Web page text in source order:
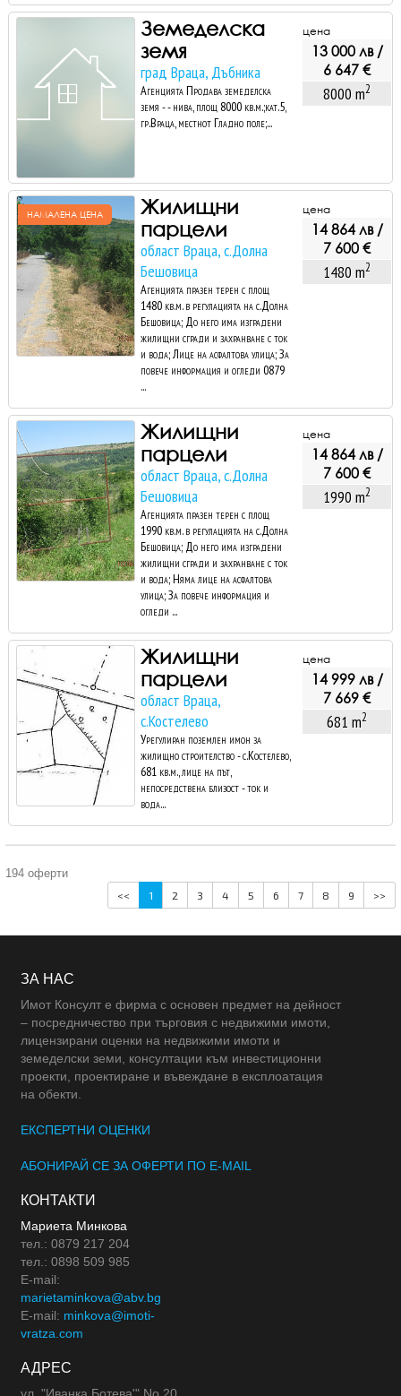
Земеделска
земя
град Враца, Дъбника
Агенцията Продава земеделска
земя - - нива, площ 8000 кв.м.;кат.5,
гр.Враца, местнот Гладно поле;...
цена
13 000 лв /
6 647 €
8000 m2
НАМАЛЕНА ЦЕНА
Жилищни
парцели
област Враца, с.Долна
Бешовица
Агенцията празен терен с площ
1480 кв.м. в регулацията на с.Долна
Бешовица; До него има изградени
жилищни сгради и захранване с ток
и вода; Лице на асфалтова улица; За
повече информация и огледи 0879
...
цена
14 864 лв /
7 600 €
1480 m2
Жилищни
парцели
област Враца, с.Долна
Бешовица
Агенцията празен терен с площ
1990 кв.м. в регулацията на с.Долна
Бешовица; До него има изградени
жилищни сгради и захранване с ток
и вода; Няма лице на асфалтова
улица; За повече информация и
огледи ...
цена
14 864 лв /
7 600 €
1990 m2
Жилищни
парцели
област Враца,
с.Костелево
Урегулиран поземлен имон за
жилищно строителство - с.Костелево,
681 кв.м., лице на път,
непосредствена близост - ток и
вода...
цена
14 999 лв /
7 669 €
681 m2
194 оферти
<< 1 2 3 4 5 6 7 8 9 >>
ЗА НАС
Имот Консулт е фирма с основен предмет на дейност
– посредничество при търговия с недвижими имоти,
лицензирани оценки на недвижими имоти и
земеделски земи, консултации към инвестиционни
проекти, проектиране и въвеждане в експлоатация
на обекти.
ЕКСПЕРТНИ ОЦЕНКИ
АБОНИРАЙ СЕ ЗА ОФЕРТИ ПО E-MAIL
КОНТАКТИ
Мариета Минкова
тел.: 0879 217 204
тел.: 0898 509 985
E-mail:
marietaminkova@abv.bg
E-mail: minkova@imoti-
vratza.com
АДРЕС